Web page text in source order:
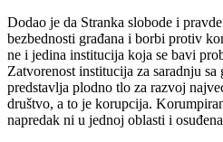
Dodao je da Stranka slobode i
bezbednosti građana i borbi protiv
ne i jedina institucija koja se bavi
Zatvorenost institucija za saradnju sa
predstavlja plodno tlo za razvoj
društvo, a to je korupcija.
napredak ni u jednoj oblasti i